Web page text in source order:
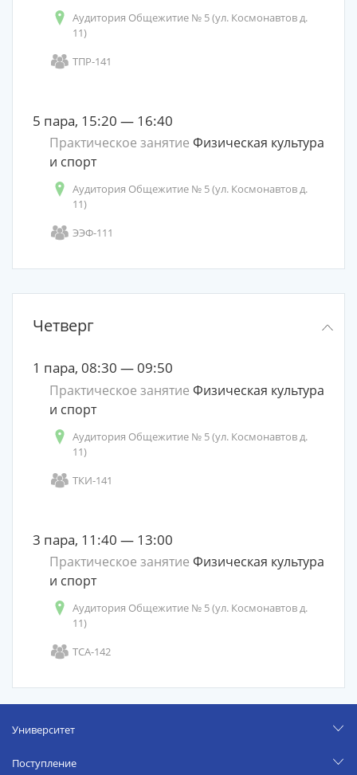
Аудитория Общежитие № 5 (ул. Космонавтов д.
11)
ТПР-141
5 пара, 15:20 — 16:40
Практическое занятие Физическая культура
и спорт
Аудитория Общежитие № 5 (ул. Космонавтов д.
11)
ЭЭФ-111
Четверг
1 пара, 08:30 — 09:50
Практическое занятие Физическая культура
и спорт
Аудитория Общежитие № 5 (ул. Космонавтов д.
11)
ТКИ-141
3 пара, 11:40 — 13:00
Практическое занятие Физическая культура
и спорт
Аудитория Общежитие № 5 (ул. Космонавтов д.
11)
ТСА-142
Университет
Поступление